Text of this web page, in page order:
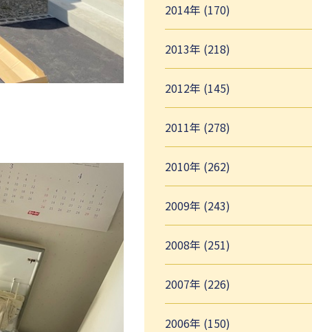
2014年 (170)
2013年 (218)
2012年 (145)
2011年 (278)
2010年 (262)
2009年 (243)
2008年 (251)
2007年 (226)
2006年 (150)